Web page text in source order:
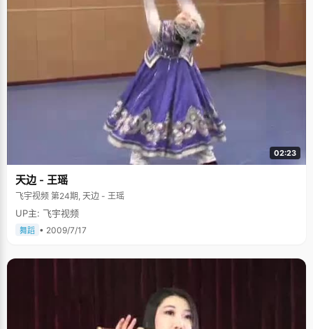
02:23
天边 - 王瑶
飞宇视频 第24期, 天边 - 王瑶
UP主: 飞宇视频
舞蹈 • 2009/7/17